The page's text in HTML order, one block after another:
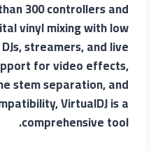
300 controllers and
vinyl mixing with low
streamers, and live
for video effects,
stem separation, and
VirtualDJ is a
comprehensive tool.